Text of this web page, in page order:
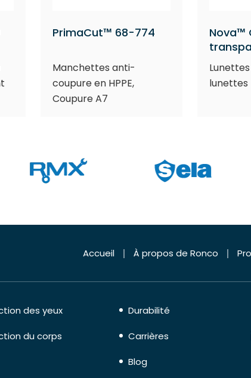
PrimaCut™ 68-774
Manchettes anti-
coupure en HPPE,
Coupure A7
Nova™
lunettes
Accueil À propos de Ronco
des yeux
du corps
Durabilité
Carrières
Blog